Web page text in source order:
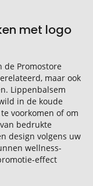
met logo
de Promostore
maar ook
Lippenbalsem
in de koude
voorkomen of om
bedrukte
design volgens uw
wellness-
effect